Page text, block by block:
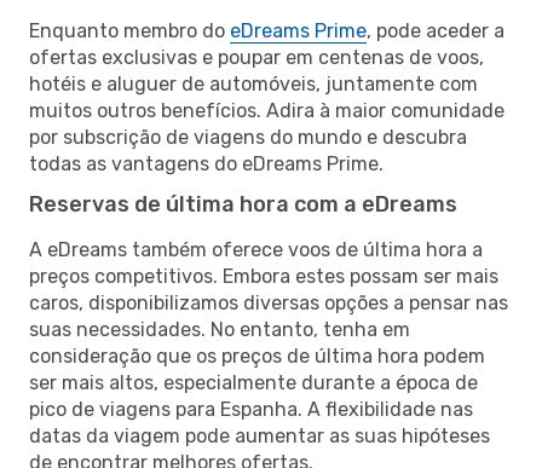
Enquanto membro do eDreams Prime, pode aceder a
ofertas exclusivas e poupar em centenas de voos,
hotéis e aluguer de automóveis, juntamente com
muitos outros benefícios. Adira à maior comunidade
por subscrição de viagens do mundo e descubra
todas as vantagens do eDreams Prime.
Reservas de última hora com a eDreams
A eDreams também oferece voos de última hora a
preços competitivos. Embora estes possam ser mais
caros, disponibilizamos diversas opções a pensar nas
suas necessidades. No entanto, tenha em
consideração que os preços de última hora podem
ser mais altos, especialmente durante a época de
pico de viagens para Espanha. A flexibilidade nas
datas da viagem pode aumentar as suas hipóteses
de encontrar melhores ofertas.